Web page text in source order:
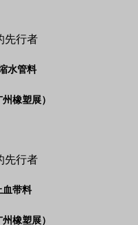
水管料
橡塑展）
血带料
橡塑展）